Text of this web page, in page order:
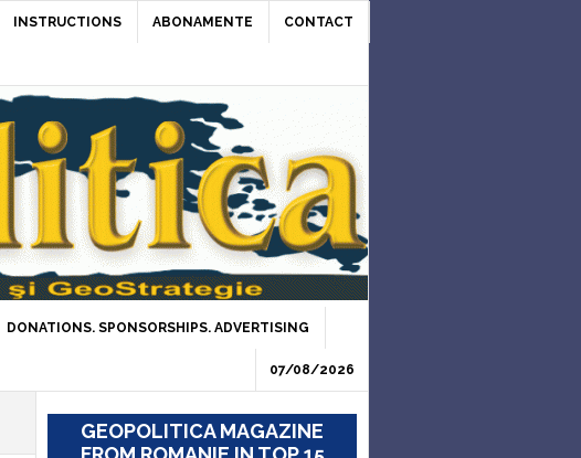
INSTRUCTIONS ABONAMENTE CONTACT
DONATIONS. SPONSORSHIPS. ADVERTISING
07/08/2026
GEOPOLITICA MAGAZINE